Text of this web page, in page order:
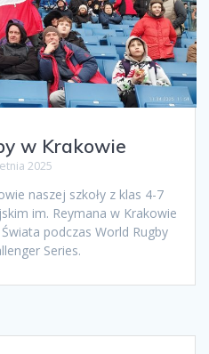
w Krakowie
2025
naszej szkoły z klas 4-7
im. Reymana w Krakowie
podczas World Rugby
Series.